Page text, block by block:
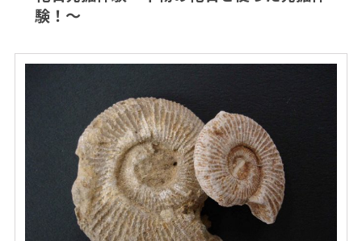
験！～